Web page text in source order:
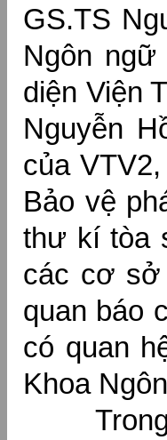
GS.TS
Ngôn
diện Viện
Nguyễn
của
Bảo vệ
thư kí tòa
các cơ sở
quan báo
có quan
Khoa
Trong